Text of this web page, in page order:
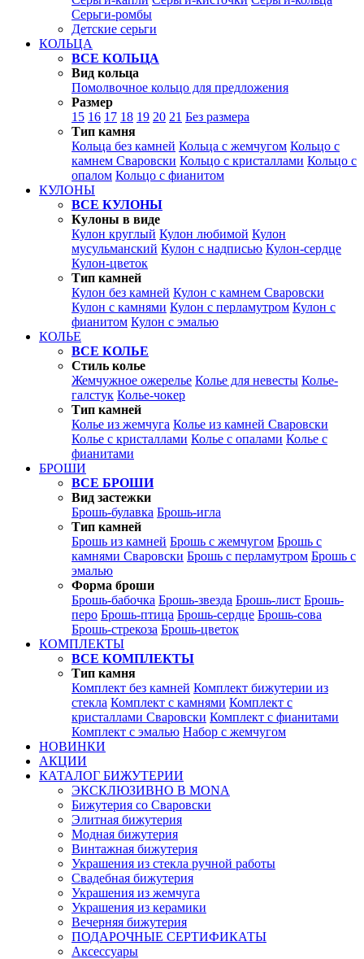
Серьги-ромбы
Детские серьги
КОЛЬЦА
ВСЕ КОЛЬЦА
Вид кольца
Помолвочное кольцо для предложения
Размер
15 16 17 18 19 20 21 Без размера
Тип камня
Кольца без камней Кольца с жемчугом Кольцо с
камнем Сваровски Кольцо с кристаллами Кольцо с
опалом Кольцо с фианитом
КУЛОНЫ
ВСЕ КУЛОНЫ
Кулоны в виде
Кулон круглый Кулон любимой Кулон
мусульманский Кулон с надписью Кулон-сердце
Кулон-цветок
Тип камней
Кулон без камней Кулон с камнем Сваровски
Кулон с камнями Кулон с перламутром Кулон с
фианитом Кулон с эмалью
КОЛЬЕ
ВСЕ КОЛЬЕ
Стиль колье
Жемчужное ожерелье Колье для невесты Колье-
галстук Колье-чокер
Тип камней
Колье из жемчуга Колье из камней Сваровски
Колье с кристаллами Колье с опалами Колье с
фианитами
БРОШИ
ВСЕ БРОШИ
Вид застежки
Брошь-булавка Брошь-игла
Тип камней
Брошь из камней Брошь с жемчугом Брошь с
камнями Сваровски Брошь с перламутром Брошь с
эмалью
Форма броши
Брошь-бабочка Брошь-звезда Брошь-лист Брошь-
перо Брошь-птица Брошь-сердце Брошь-сова
Брошь-стрекоза Брошь-цветок
КОМПЛЕКТЫ
ВСЕ КОМПЛЕКТЫ
Тип камня
Комплект без камней Комплект бижутерии из
стекла Комплект с камнями Комплект с
кристаллами Сваровски Комплект с фианитами
Комплект с эмалью Набор с жемчугом
НОВИНКИ
АКЦИИ
КАТАЛОГ БИЖУТЕРИИ
ЭКСКЛЮЗИВНО В MONA
Бижутерия со Сваровски
Элитная бижутерия
Модная бижутерия
Винтажная бижутерия
Украшения из стекла ручной работы
Свадебная бижутерия
Украшения из жемчуга
Украшения из керамики
Вечерняя бижутерия
ПОДАРОЧНЫЕ СЕРТИФИКАТЫ
Аксессуары